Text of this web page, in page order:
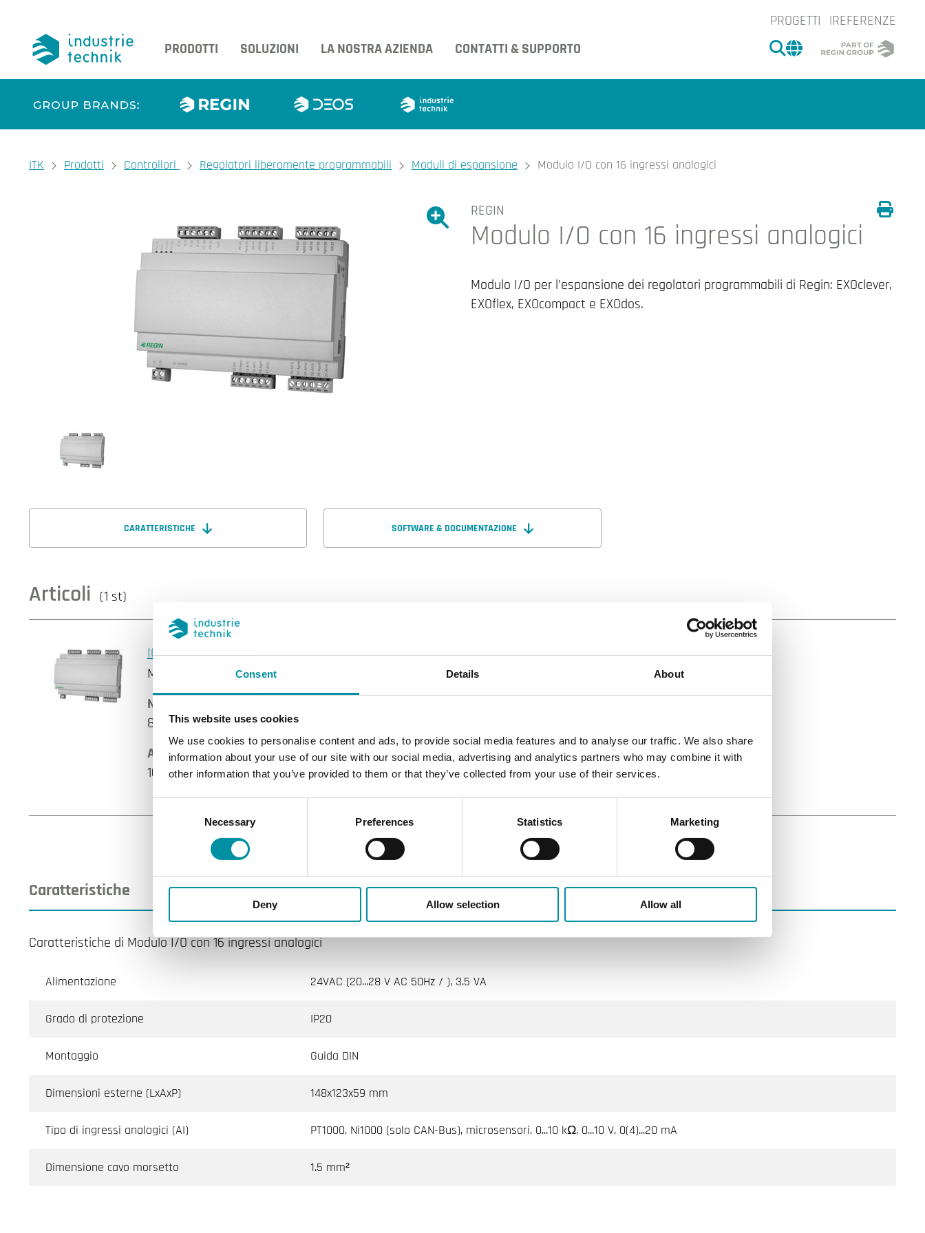
Consent Details About
This website uses cookies
We use cookies to personalise content and ads, to provide social media features and to analyse our traffic. We also share
information about your use of our site with our social media, advertising and analytics partners who may combine it with
other information that you’ve provided to them or that they’ve collected from your use of their services.
Necessary Preferences Statistics Marketing
Deny Allow selection Allow all
PROGETTI
REFERENZE
PRODOTTI
SOLUZIONI LA NOSTRA AZIENDA CONTATTI & SUPPORTO CERCA
CHANGE MARKET
You are here:
ITK Prodotti Controllori Regolatori liberamente programmabili Moduli di espansione Modulo I/O con 16 ingressi analogici
Ingrandire l'immagine.
Ingrandire l'immagine.
REGIN
Modulo I/O con 16 ingressi analogici
Modulo I/O per l’espansione dei regolatori programmabili di Regin: EXOclever,
EXOflex, EXOcompact e EXOdos.
CARATTERISTICHE SOFTWARE & DOCUMENTAZIONE
Articoli (1 st)
IO-16AI
Modulo di ingresso
Numero di moduli
8.5
AI
16
Numero di I/O
16
Caratteristiche
Caratteristiche di Modulo I/O con 16 ingressi analogici
Alimentazione 24VAC (20...28 V AC 50Hz / ), 3.5 VA
Grado di protezione IP20
Montaggio Guida DIN
Dimensioni esterne (LxAxP) 148x123x59 mm
Tipo di ingressi analogici (AI) PT1000, Ni1000 (solo CAN-Bus), microsensori, 0...10 kΩ, 0...10 V, 0(4)...20 mA
Dimensione cavo morsetto 1.5 mm²